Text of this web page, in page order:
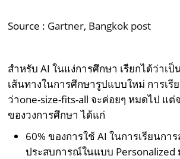
Source : Gartner, Bangkok post
สำหรับ AI ในแง่การศึกษา เรียกได้ว่าเ
เส้นทางในการศึกษารูปแบบใหม่ การเรี
ว่าone-size-fits-all จะค่อยๆ หมดไป แต่
ของวงการศึกษา ได้แก่
60% ของการใช้ AI ในการเรียนกา
ประสบการณ์ในแบบ Personalized